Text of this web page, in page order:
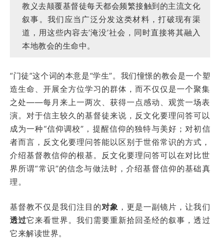
教义去颠覆基督徒每天都会频繁接触到的主流文化
叙事。我们应当广泛分发这类材料，打破现有渠
道，用这些内容去‘淹没’社会，同时直接将其融入
本地教会的生命中。
“门徒”这个词的本意是“学生”。我们憧憬的教会是一个塑
造生命、开展全方位学习的群体，而不仅仅是一个聚集
之处——每月来上一两次、获得一点感动、观赏一场表
演。对于信主较久的基督徒来说，反文化要理问答可以
成为一种“信仰调校”，提醒信仰的独特与美好；对初信
者而言，反文化要理问答能以区别于世俗常识的方式，
介绍基督教信仰的根基。反文化要理问答可以在对比世
界所谓“常识”的信念与做法时，介绍基督信仰的基础真
理。
基督教不仅是我们注目的对象 ，更是一副镜片，让我们
透过它来看世界。我们需要重新拾回圣经的叙事，透过
它来解读世界。